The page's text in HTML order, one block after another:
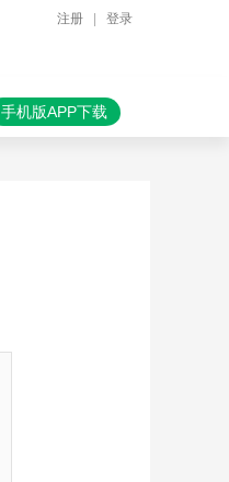
注册 登录
手机版APP下载